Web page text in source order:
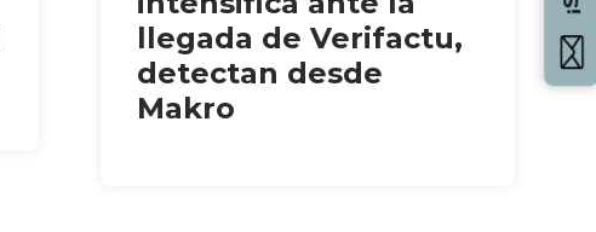
llegada de Verifactu,
detectan desde
Makro